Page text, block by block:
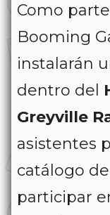
Como
Booming
instalarán
dentro del
Greyville
asistentes
catálogo
participar